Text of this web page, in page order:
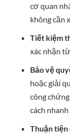
cơ quan
không cần
Tiết kiệm
xác nhận
Bảo vệ
hoặc giải
công
cách nhanh
Thuận